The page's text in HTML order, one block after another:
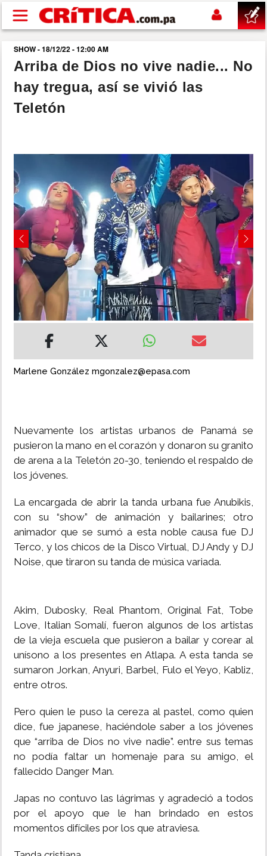
Pasar al contenido principal
buscar
SUCESOS
POLÍTICA
SHOW
DEPORTES
MUNDO
INSÓLITAS
MULTIMEDIA
IMPRESO
SHOW - 18/12/22 - 12:00 AM
Arriba de Dios no vive nadie... No
hay tregua, así se vivió las
Teletón
Previous Next
Marlene González mgonzalez@epasa.com
Nuevamente los artistas urbanos de Panamá se
pusieron la mano en el corazón y donaron su granito
de arena a la Teletón 20-30, teniendo el respaldo de
los jóvenes.
La encargada de abrir la tanda urbana fue Anubikis,
con su “show” de animación y bailarines; otro
animador que se sumó a esta noble causa fue DJ
Terco, y los chicos de la Disco Virtual, DJ Andy y DJ
Noise, que tiraron su tanda de música variada.
Akim, Dubosky, Real Phantom, Original Fat, Tobe
Love, Italian Somalí, fueron algunos de los artistas
de la vieja escuela que pusieron a bailar y corear al
unísono a los presentes en Atlapa. A esta tanda se
sumaron Jorkan, Anyuri, Barbel, Fulo el Yeyo, Kabliz,
entre otros.
Pero quien le puso la cereza al pastel, como quien
dice, fue japanese, haciéndole saber a los jóvenes
que “arriba de Dios no vive nadie”. entre sus temas
no podía faltar un homenaje para su amigo, el
fallecido Danger Man.
Japas no contuvo las lágrimas y agradeció a todos
por el apoyo que le han brindado en estos
momentos difíciles por los que atraviesa.